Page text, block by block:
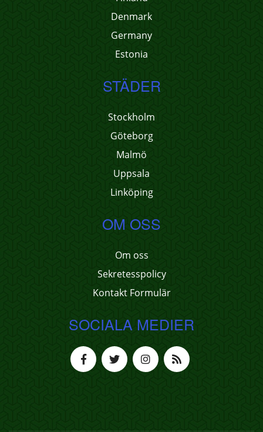
Denmark
Germany
Estonia
STÄDER
Stockholm
Göteborg
Malmö
Uppsala
Linköping
OM OSS
Om oss
Sekretesspolicy
Kontakt Formulär
SOCIALA MEDIER